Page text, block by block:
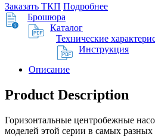
Заказать ТКП Подробнее
Брошюра
Каталог
Технические
Инструкция
Описание
Product Description
Горизонтальные центробежные
моделей этой серии в самых